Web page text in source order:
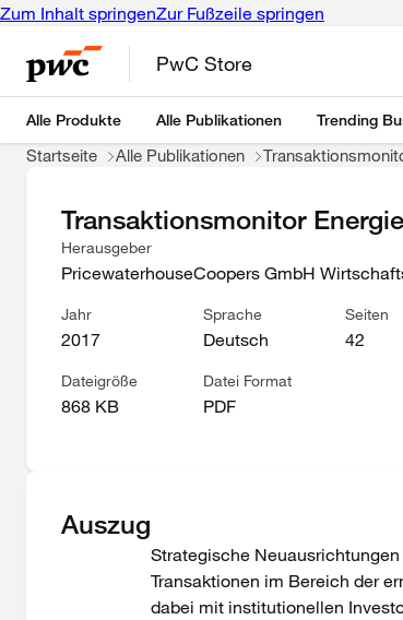
Zum Inhalt springenZur Fußzeile springen
PwC Store
Alle Produkte Alle Publikationen Trending
Startseite Alle Publikationen
Transaktionsmonitor
Herausgeber
PricewaterhouseCoopers GmbH
Jahr
2017
Sprache
Deutsch
Seiten
42
Dateigröße
868 KB
Datei Format
PDF
Auszug
Strategische
Transaktionen im Bereich der
dabei mit institutionellen